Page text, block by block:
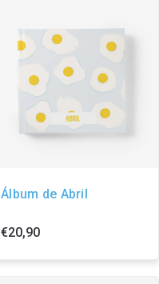
Álbum de Abril
€20,90